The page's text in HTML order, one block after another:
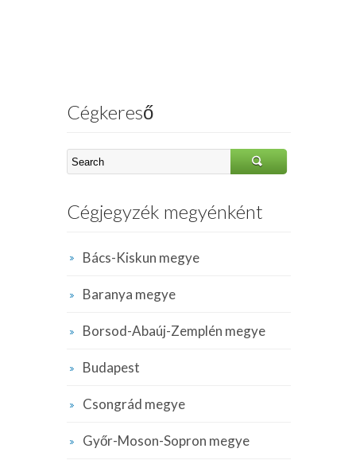
Cégkereső
Cégjegyzék megyénként
Bács-Kiskun megye
Baranya megye
Borsod-Abaúj-Zemplén megye
Budapest
Csongrád megye
Győr-Moson-Sopron megye